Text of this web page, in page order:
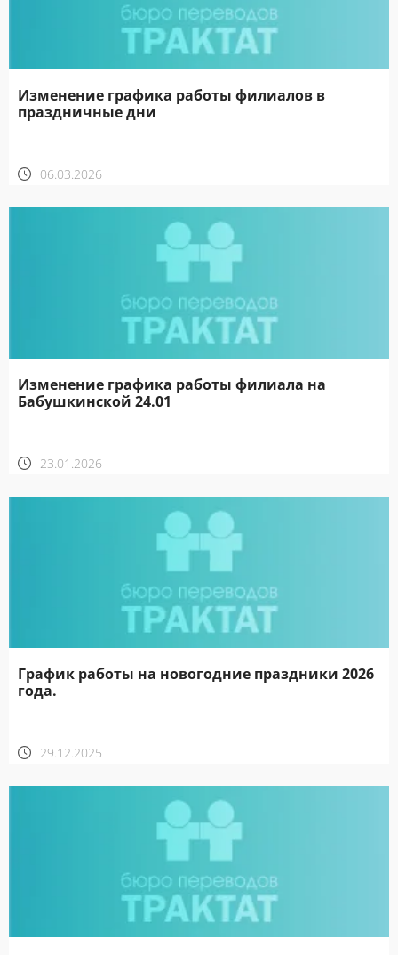
Изменение графика работы филиалов в
праздничные дни
06.03.2026
Изменение графика работы филиала на
Бабушкинской 24.01
23.01.2026
График работы на новогодние праздники 2026
года.
29.12.2025